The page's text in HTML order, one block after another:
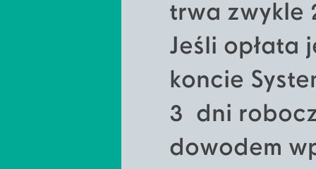
trwa zwykle
Jeśli opłata
koncie
3 dni
dowodem